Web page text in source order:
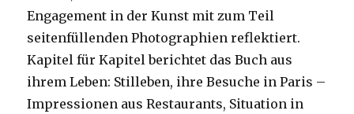
Engagement in der Kunst mit zum Teil
seitenfüllenden Photographien reflektiert.
Kapitel für Kapitel berichtet das Buch aus
ihrem Leben: Stilleben, ihre Besuche in Paris –
Impressionen aus Restaurants, Situation in